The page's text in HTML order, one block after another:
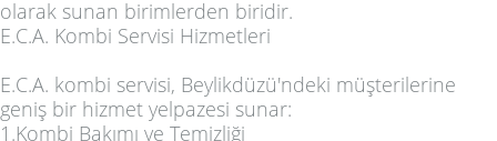
olarak sunan birimlerden biridir.
E.C.A. Kombi Servisi Hizmetleri
E.C.A. kombi servisi, Beylikdüzü'ndeki müşterilerine
geniş bir hizmet yelpazesi sunar:
1.Kombi Bakımı ve Temizliği